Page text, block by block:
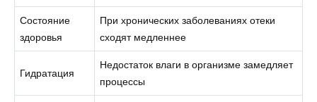
Состояние
здоровья
При хронических заболеваниях отеки
сходят медленнее
Гидратация
Недостаток влаги в организме замедляет
процессы